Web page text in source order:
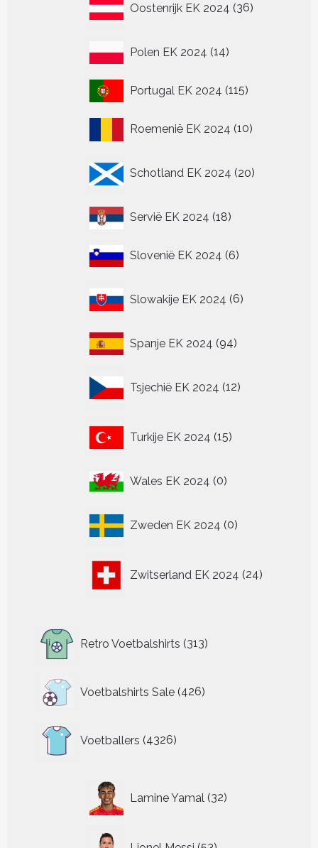
Oostenrijk EK 2024 36
producten
Polen EK 2024 1414
Portugal EK 2024 115115
Roemenië EK 2024 1010
Schotland EK 2024 20
producten
Servië EK 2024 1818
Slovenië EK 2024 66
Slowakije EK 2024 6
producten
Spanje EK 2024 9494
Tsjechië EK 2024 12
producten
Turkije EK 2024 15
producten
Wales EK 2024 00
Zweden EK 2024 0
producten
Zwitserland EK 2024 24
producten
Retro Voetbalshirts 313
producten
Voetbalshirts Sale 426
426
producten
Voetballers 4326
producten
Lamine Yamal 32
producten